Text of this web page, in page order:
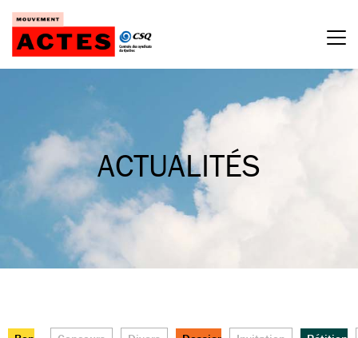
Passer
contenu
ACTUALITÉS